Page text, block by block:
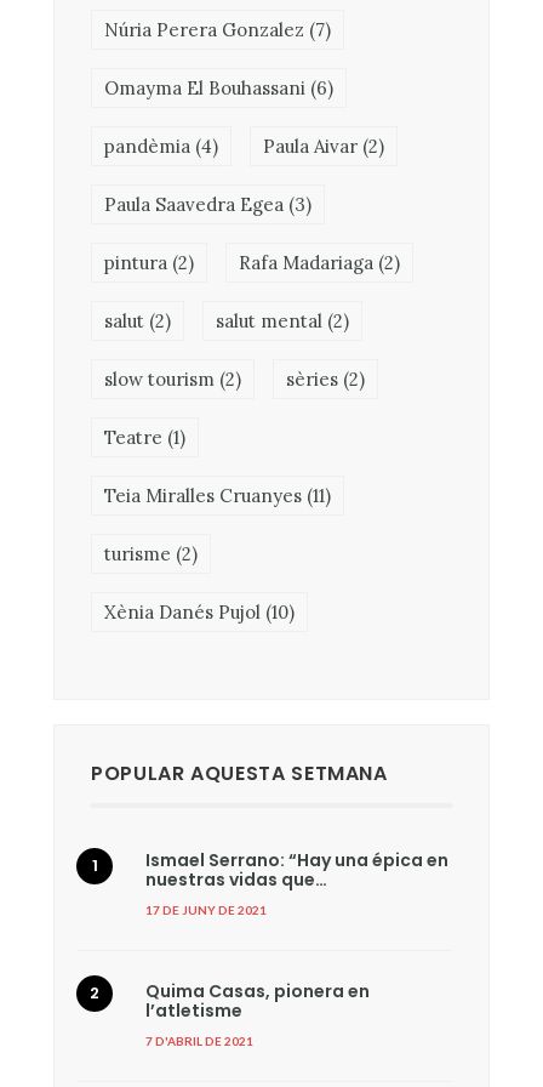
Núria Perera Gonzalez (7)
Omayma El Bouhassani (6)
pandèmia (4) Paula Aivar (2)
Paula Saavedra Egea (3)
pintura (2) Rafa Madariaga (2)
salut (2) salut mental (2)
slow tourism (2) sèries (2)
Teatre (1)
Teia Miralles Cruanyes (11)
turisme (2)
Xènia Danés Pujol (10)
POPULAR AQUESTA SETMANA
Ismael Serrano: “Hay una épica en
nuestras vidas que…
17 DE JUNY DE 2021
Quima Casas, pionera en
l’atletisme
7 D'ABRIL DE 2021